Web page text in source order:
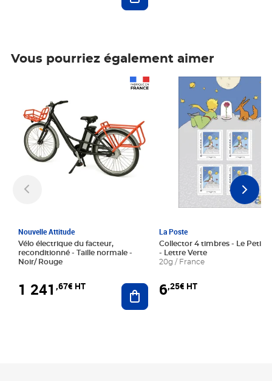
Vous pourriez également aimer
Nouvelle Attitude
Vélo électrique du facteur,
reconditionné - Taille normale -
Noir/ Rouge
1 241 ,67€ HT Ajouter au panier
La Poste
Collector 4 timbres - Le Petit
- Lettre Verte
20g / France
6,25€ HT
Prix 6,25€ HT